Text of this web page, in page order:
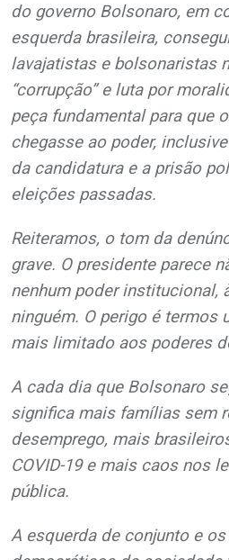
do governo Bolsonaro, em
esquerda brasileira,
lavajatistas e bolsonaristas
“corrupção” e luta por
peça fundamental para que
chegasse ao poder,
da candidatura e a prisão
eleições passadas.
Reiteramos, o tom da
grave. O presidente parece
nenhum poder institucional,
ninguém. O perigo é termos
mais limitado aos poderes
A cada dia que Bolsonaro
significa mais famílias sem
desemprego, mais
COVID-19 e mais caos nos
pública.
A esquerda de conjunto e